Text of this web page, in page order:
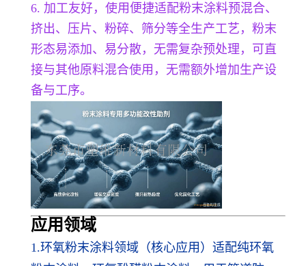
6. 加工友好，使用便捷适配粉末涂料预混合、
挤出、压片、粉碎、筛分等全生产工艺，粉末
形态易添加、易分散，无需复杂预处理，可直
接与其他原料混合使用，无需额外增加生产设
备与工序。
应用领域
1.环氧粉末涂料领域（核心应用）适配纯环氧